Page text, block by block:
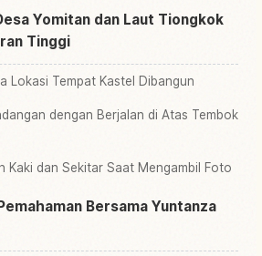
Yomitan dan Laut Tiongkok
Tinggi
Lokasi Tempat Kastel Dibangun
dengan Berjalan di Atas Tembok
Kaki dan Sekitar Saat Mengambil Foto
Bersama Yuntanza